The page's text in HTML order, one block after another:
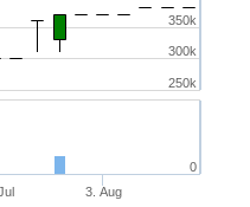
3. Aug
250k
300k
350k
0